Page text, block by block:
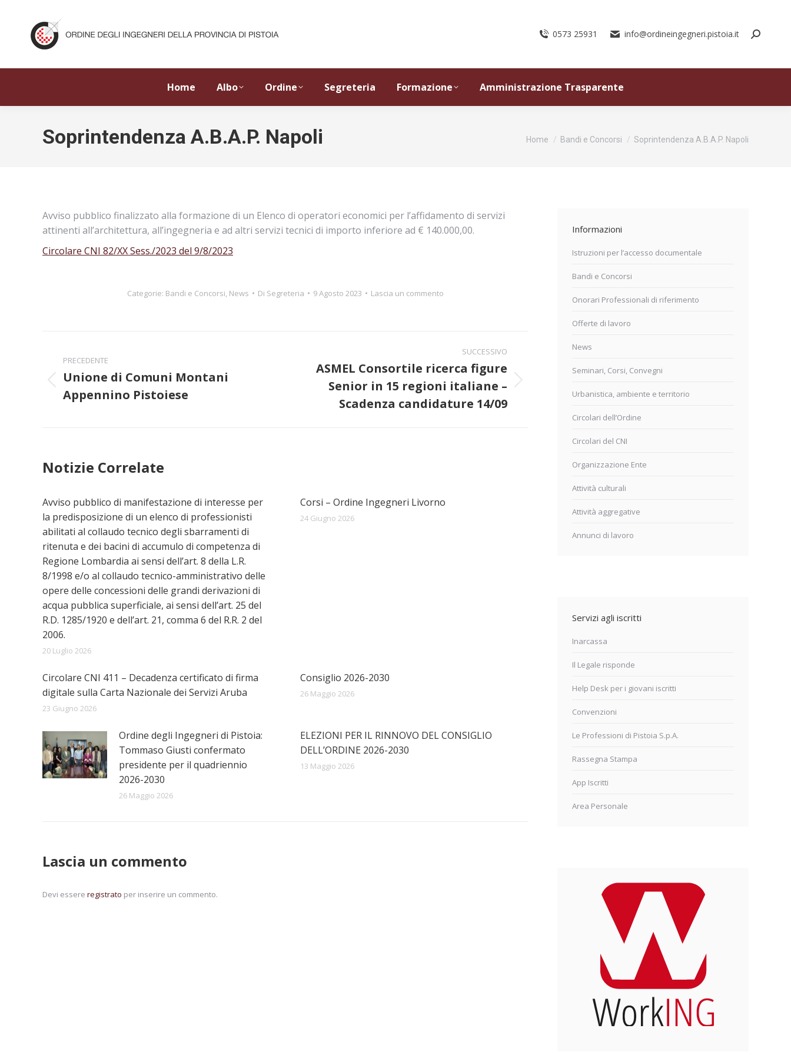
0573 25931 info@ordineingegneri.pistoia.it
Home Albo Ordine Segreteria Formazione Amministrazione Trasparente
Soprintendenza A.B.A.P. Napoli Tu sei qui:
Home Bandi e Concorsi Soprintendenza A.B.A.P. Napoli
Avviso pubblico finalizzato alla formazione di un Elenco di operatori economici per l’affidamento di servizi
attinenti all’architettura, all’ingegneria e ad altri servizi tecnici di importo inferiore ad € 140.000,00.
Circolare CNI 82/XX Sess./2023 del 9/8/2023
Categorie: Bandi e Concorsi, News Di Segreteria 9 Agosto 2023 Lascia un commento
traPRECEDENTE
Post
precedente:
Unione di Comuni Montani
Appennino Pistoiese
SUCCESSIVO
Prossimo
ASMEL Consortile ricerca figure
Senior in 15 regioni italiane –
Scadenza candidature 14/09
Notizie Correlate
Avviso pubblico di manifestazione di interesse per
la predisposizione di un elenco di professionisti
abilitati al collaudo tecnico degli sbarramenti di
ritenuta e dei bacini di accumulo di competenza di
Regione Lombardia ai sensi dell’art. 8 della L.R.
8/1998 e/o al collaudo tecnico-amministrativo delle
opere delle concessioni delle grandi derivazioni di
acqua pubblica superficiale, ai sensi dell’art. 25 del
R.D. 1285/1920 e dell’art. 21, comma 6 del R.R. 2 del
2006.
20 Luglio 2026
Corsi – Ordine Ingegneri Livorno
24 Giugno 2026
Circolare CNI 411 – Decadenza certificato di firma
digitale sulla Carta Nazionale dei Servizi Aruba
23 Giugno 2026
Consiglio 2026-2030
26 Maggio 2026
Ordine degli Ingegneri di Pistoia:
Tommaso Giusti confermato
presidente per il quadriennio
2026-2030
26 Maggio 2026
ELEZIONI PER IL RINNOVO DEL CONSIGLIO
DELL’ORDINE 2026-2030
13 Maggio 2026
Lascia un commento
Devi essere registrato per inserire un commento.
Informazioni
Istruzioni per l’accesso documentale
Bandi e Concorsi
Onorari Professionali di riferimento
Offerte di lavoro
News
Seminari, Corsi, Convegni
Urbanistica, ambiente e territorio
Circolari dell’Ordine
Circolari del CNI
Organizzazione Ente
Attività culturali
Attività aggregative
Annunci di lavoro
Servizi agli iscritti
Inarcassa
Il Legale risponde
Help Desk per i giovani iscritti
Convenzioni
Le Professioni di Pistoia S.p.A.
Rassegna Stampa
App Iscritti
Area Personale